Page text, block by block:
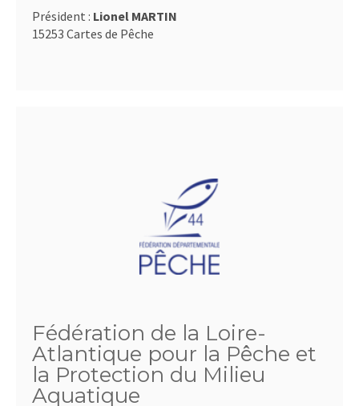
Président : Lionel MARTIN
15253 Cartes de Pêche
Fédération de la Loire-
Atlantique pour la Pêche et
la Protection du Milieu
Aquatique